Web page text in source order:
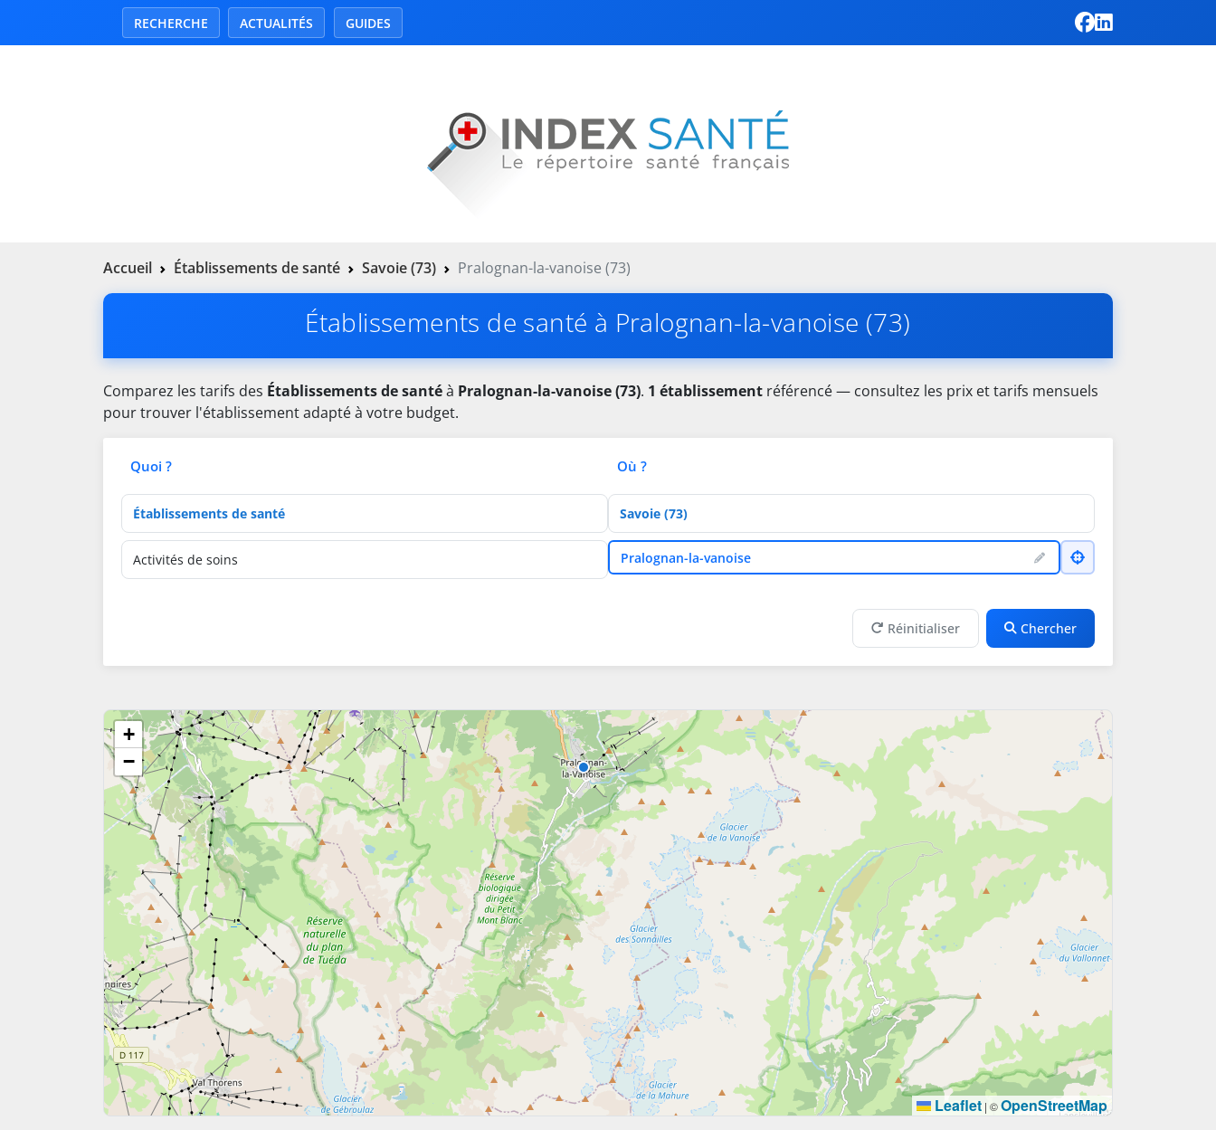
RECHERCHE ACTUALITÉS GUIDES
Accueil Établissements de santé Savoie (73) Pralognan-la-vanoise (73)
Établissements de santé à Pralognan-la-vanoise (73)
Comparez les tarifs des Établissements de santéà Pralognan-la-vanoise (73). 1 établissement référencé — consultez les prix et tarifs mensuels
pour trouver l'établissement adapté à votre budget.
Quoi ?
Type d'établissement
Activités de soins
Où ?
Département
VillePralognan-la-vanoise
Réinitialiser Chercher
+
−
Leaflet | ©OpenStreetMap